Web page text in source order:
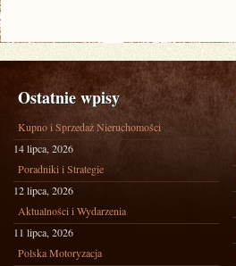
Ostatnie wpisy
Kupno i Sprzedaż Nieruchomości
14 lipca, 2026
Poradniki i Strategie
12 lipca, 2026
Aktualności i Wydarzenia
11 lipca, 2026
Polska Motoryzacja